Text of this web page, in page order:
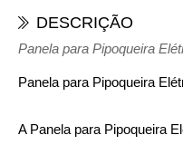
DESCRIÇÃO
Panela para Pipoqueira
Panela para Pipoqueira
A Panela para Pipoqueira